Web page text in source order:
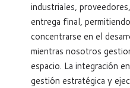
industriales,
entrega final,
concentrarse en el
mientras nosotros
espacio. La integración
gestión estratégica y